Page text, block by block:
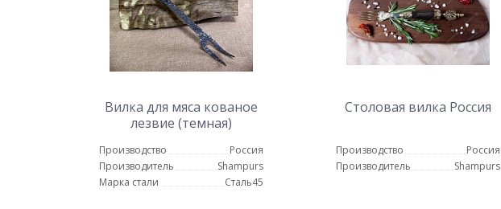
Вилка для мяса кованое
лезвие (темная)
Производство
Россия
Производитель
Shampurs
Марка стали
Сталь45
Столовая вилка Россия
Производство
Россия
Производитель
Shampurs